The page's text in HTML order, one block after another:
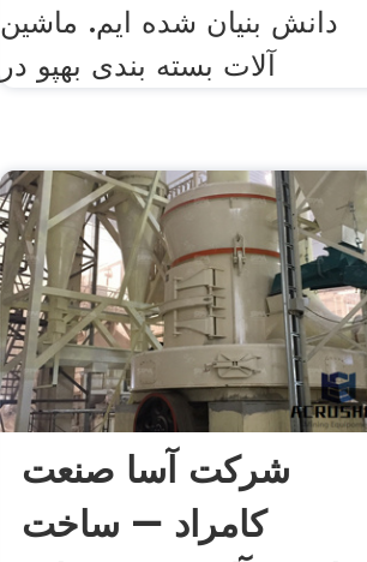
دانش بنیان شده ایم. ماشین
آلات بسته بندی بهپو در
شرکت آسا صنعت
کامراد – ساخت